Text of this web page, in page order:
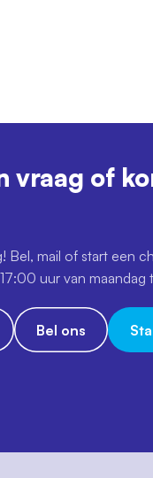
vraag of
Bel, mail of start een
uur van maandag
Bel ons